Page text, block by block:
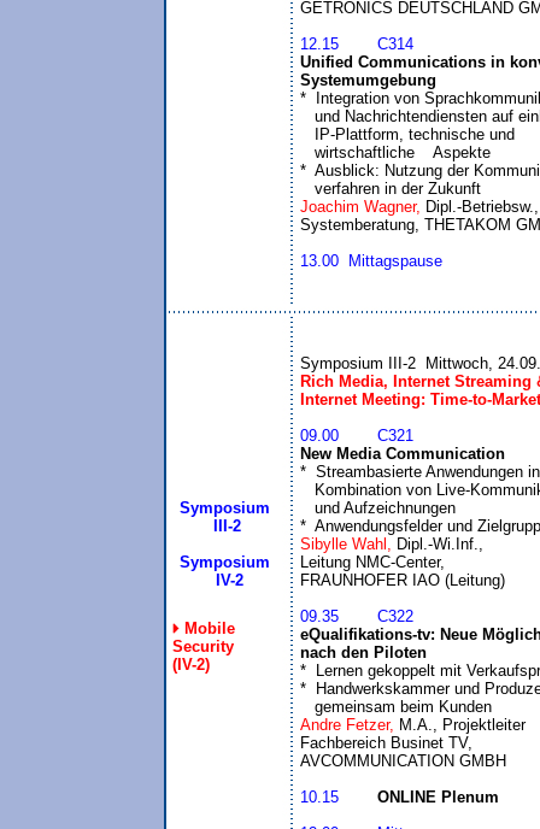
12.15	C314
Unified Communications in
Systemumgebung
*  Integration von
und Nachrichtendiensten auf
   IP-Plattform, technische und
   wirtschaftliche    Aspekte
*  Ausblick: Nutzung der
   verfahren in der Zukunft
Joachim Wagner, Dipl.-
13.00  Mittagspause
Symposium
III-2
Symposium
  IV-2
Mobile
Security
(IV-2)
Rich Media, Internet Streaming
Internet Meeting: Time-to-Market
09.00	C321
New Media Communication
*  Streambasierte Anwendungen
Kombination von Live-
   und Aufzeichnungen
*  Anwendungsfelder und
Sibylle Wahl, Dipl.-Wi.Inf.,
Leitung NMC-Center,
09.35	C322
eQualifikations-tv: Neue
nach den Piloten
*  Lernen gekoppelt mit
*  Handwerkskammer und
   gemeinsam beim Kunden
Andre Fetzer, M.A., Projektleiter
Fachbereich Businet TV,
10.15
ONLINE Plenum